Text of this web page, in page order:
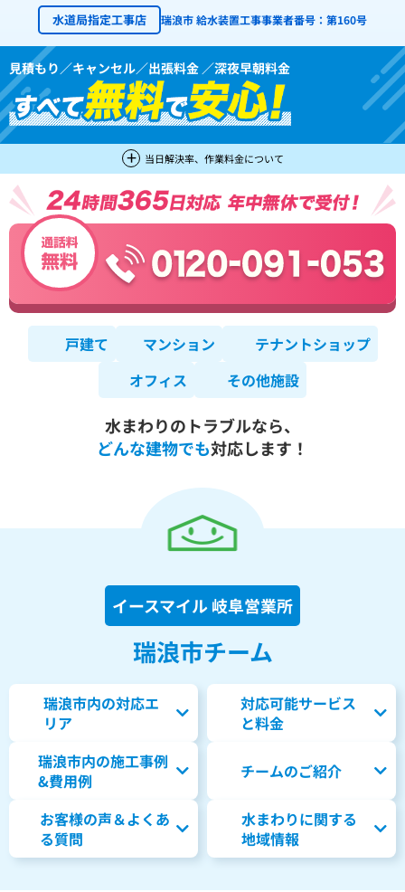
水道局指定工事店 瑞浪市 給水装置工事事業者番号：第160号
見積もり／キャンセル／出張料金 ／深夜早朝料金
当日解決率、作業料金について
戸建て マンション
テナントショップ
オフィス
その他施設
水まわりのトラブルなら、
どんな建物でも対応します！
イースマイル 岐阜営業所
瑞浪市チーム
瑞浪市内の対応エ
リア
対応可能サービス
と料金
瑞浪市内の施工事例
&費用例
チームのご紹介
お客様の声＆よくあ
る質問
水まわりに関する
地域情報